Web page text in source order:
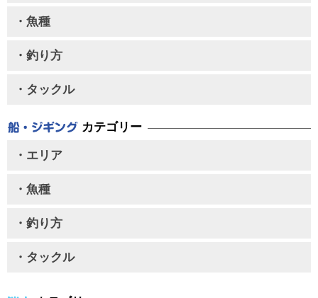
・魚種
・釣り方
・タックル
カテゴリー
・エリア
・魚種
・釣り方
・タックル